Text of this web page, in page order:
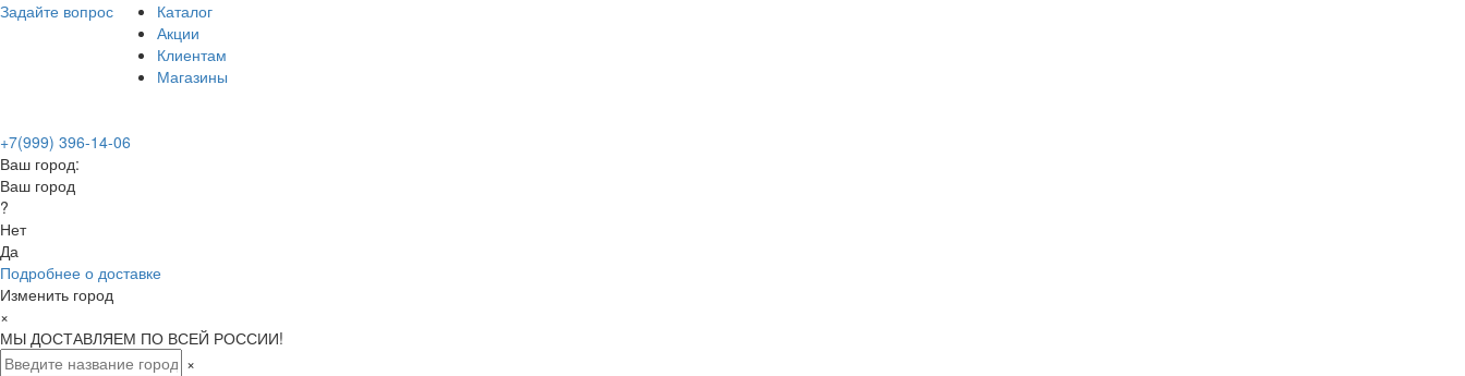
Задайте вопрос
Каталог
Акции
Клиентам
Магазины
+7(999) 396-14-06
Ваш город:
Ваш город
?
Нет
Да
Подробнее о доставке
Изменить город
×
МЫ ДОСТАВЛЯЕМ ПО ВСЕЙ РОССИИ!
×